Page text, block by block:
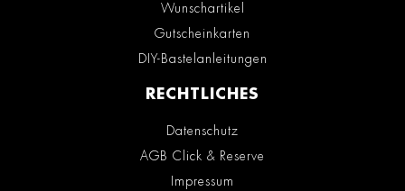
Wunschartikel
Gutscheinkarten
DIY-Bastelanleitungen
RECHTLICHES
Datenschutz
AGB Click & Reserve
Impressum